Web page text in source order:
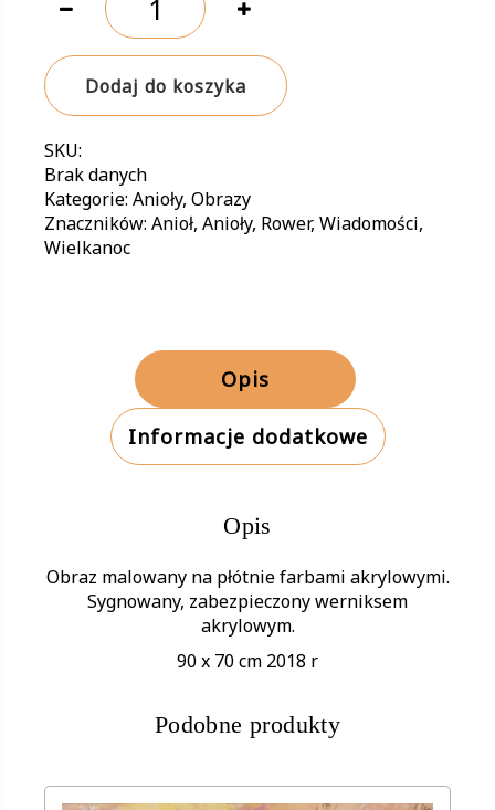
Poranek
dobre
wiadomości
Dodaj do koszyka
SKU:
Brak danych
Kategorie:Anioły,Obrazy
Znaczników:Anioł,Anioły, Rower,Wiadomości,
Wielkanoc
Opis
Informacje dodatkowe
Opis
Obraz malowany na płótnie farbami akrylowymi.
Sygnowany, zabezpieczony werniksem
akrylowym.
90 x 70 cm 2018 r
Podobne produkty